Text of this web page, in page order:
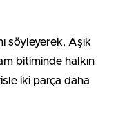
söyleyerek, Aşık
bitiminde halkın
iki parça daha